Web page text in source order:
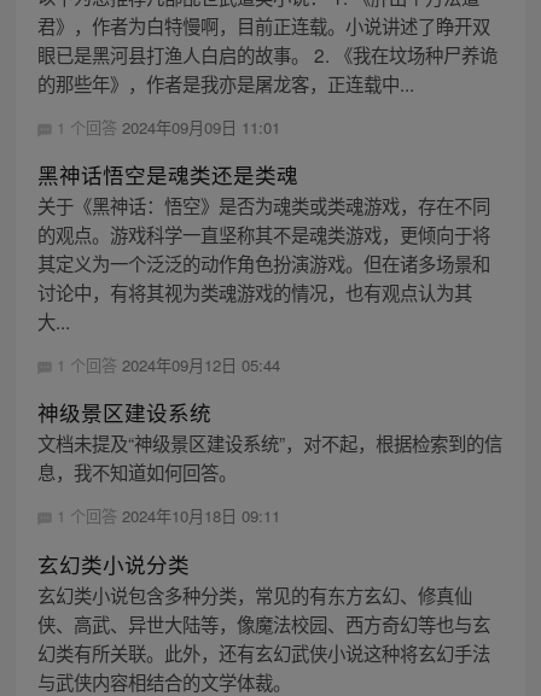
君》，作者为白特慢啊，目前正连载。小说讲述了睁开双
眼已是黑河县打渔人白启的故事。 2. 《我在坟场种尸养诡
的那些年》，作者是我亦是屠龙客，正连载中...
1 个回答 2024年09月09日 11:01
黑神话悟空是魂类还是类魂
关于《黑神话：悟空》是否为魂类或类魂游戏，存在不同
的观点。游戏科学一直坚称其不是魂类游戏，更倾向于将
其定义为一个泛泛的动作角色扮演游戏。但在诸多场景和
讨论中，有将其视为类魂游戏的情况，也有观点认为其
大...
1 个回答 2024年09月12日 05:44
神级景区建设系统
文档未提及“神级景区建设系统”，对不起，根据检索到的信
息，我不知道如何回答。
1 个回答 2024年10月18日 09:11
玄幻类小说分类
玄幻类小说包含多种分类，常见的有东方玄幻、修真仙
侠、高武、异世大陆等，像魔法校园、西方奇幻等也与玄
幻类有所关联。此外，还有玄幻武侠小说这种将玄幻手法
与武侠内容相结合的文学体裁。